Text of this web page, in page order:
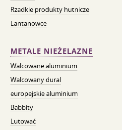
Rzadkie produkty hutnicze
Lantanowce
METALE NIEŻELAZNE
Walcowane aluminium
Walcowany dural
europejskie aluminium
Babbity
Lutować